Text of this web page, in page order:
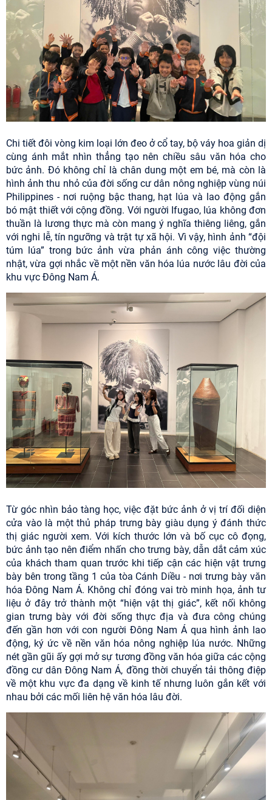
Chi tiết đôi vòng kim loại lớn đeo ở cổ tay, bộ váy hoa giản dị
cùng ánh mắt nhìn thẳng tạo nên chiều sâu văn hóa cho
bức ảnh. Đó không chỉ là chân dung một em bé, mà còn là
hình ảnh thu nhỏ của đời sống cư dân nông nghiệp vùng núi
Philippines - nơi ruộng bậc thang, hạt lúa và lao động gắn
bó mật thiết với cộng đồng. Với người Ifugao, lúa không đơn
thuần là lương thực mà còn mang ý nghĩa thiêng liêng, gắn
với nghi lễ, tín ngưỡng và trật tự xã hội. Vì vậy, hình ảnh “đội
túm lúa” trong bức ảnh vừa phản ánh công việc thường
nhật, vừa gợi nhắc về một nền văn hóa lúa nước lâu đời của
khu vực Đông Nam Á.
Từ góc nhìn bảo tàng học, việc đặt bức ảnh ở vị trí đối diện
cửa vào là một thủ pháp trưng bày giàu dụng ý đánh thức
thị giác người xem. Với kích thước lớn và bố cục cô đọng,
bức ảnh tạo nên điểm nhấn cho trưng bày, dẫn dắt cảm xúc
của khách tham quan trước khi tiếp cận các hiện vật trưng
bày bên trong tầng 1 của tòa Cánh Diều - nơi trưng bày văn
hóa Đông Nam Á. Không chỉ đóng vai trò minh họa, ảnh tư
liệu ở đây trở thành một “hiện vật thị giác”, kết nối không
gian trưng bày với đời sống thực địa và đưa công chúng
đến gần hơn với con người Đông Nam Á qua hình ảnh lao
động, ký ức về nền văn hóa nông nghiệp lúa nước. Những
nét gần gũi ấy gợi mở sự tương đồng văn hóa giữa các cộng
đồng cư dân Đông Nam Á, đồng thời chuyển tải thông điệp
về một khu vực đa dạng về kinh tế nhưng luôn gắn kết với
nhau bởi các mối liên hệ văn hóa lâu đời.